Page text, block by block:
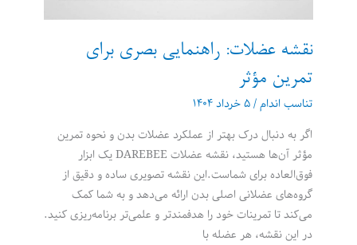
نقشه عضلات: راهنمایی بصری برای
تمرین مؤثر
تناسب اندام/۵ خرداد ۱۴۰۴
اگر به دنبال درک بهتر از عملکرد عضلات بدن و نحوه تمرین
مؤثر آن‌ها هستید، نقشه عضلات DAREBEE یک ابزار
فوق‌العاده برای شماست.این نقشه تصویری ساده و دقیق از
گروه‌های عضلانی اصلی بدن ارائه می‌دهد و به شما کمک
می‌کند تا تمرینات خود را هدفمندتر و علمی‌تر برنامه‌ریزی کنید.
در این نقشه، هر عضله با